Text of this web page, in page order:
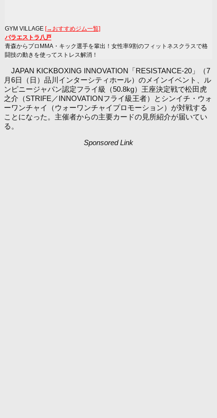
GYM VILLAGE [→おすすめジム一覧]
パラエストラ八戸
青森からプロMMA・キック選手を輩出！女性率9割のフィットネスクラスで格
闘技の動きを使ってストレス解消！
JAPAN KICKBOXING INNOVATION「RESISTANCE-20」（7
月6日（日）品川インターシティホール）のメインイベント、ル
ンピニージャパン認定フライ級（50.8kg）王座決定戦で松田虎
之介（STRIFE／INNOVATIONフライ級王者）とシンイチ・ウォ
ーワンチャイ（ウォーワンチャイプロモーション）が対戦する
ことになった。主催者からの主要カードの見所紹介が届いてい
る。
Sponsored Link